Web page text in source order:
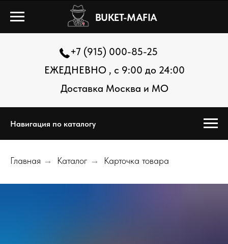
BUKET-MAFIA
+7 (915) 000-85-25
ЕЖЕДНЕВНО , с 9:00 до 24:00
Доставка Москва и МО
Навигация по каталогу
Главная → Каталог → Карточка товара